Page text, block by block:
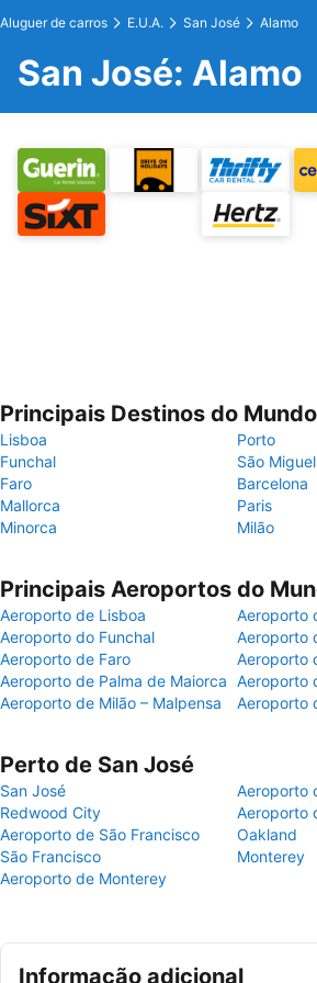
Aluguer de carros E.U.A. San José Alamo
San José: Alamo
Principais Destinos do Mundo
Lisboa
Porto
Funchal
São Miguel
Faro
Barcelona
Mallorca
Paris
Minorca
Milão
Principais Aeroportos do
Aeroporto de Lisboa
Aeroporto
Aeroporto do Funchal
Aeroporto
Aeroporto de Faro
Aeroporto
Aeroporto de Palma de Maiorca Aeroporto
Aeroporto de Milão – Malpensa
Aeroporto
Perto de San José
San José
Aeroporto
Redwood City
Aeroporto
Aeroporto de São Francisco
Oakland
São Francisco
Monterey
Aeroporto de Monterey
Informação adicional